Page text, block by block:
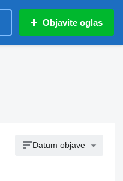
Objavite oglas
Datum objave